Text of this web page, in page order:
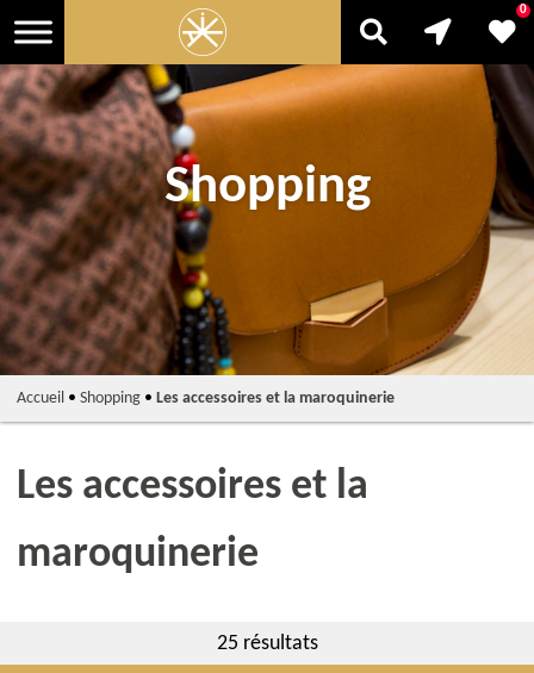
Shopping
0
Accueil• Shopping• Les accessoires et la maroquinerie
Les accessoires et la
maroquinerie
25 résultats